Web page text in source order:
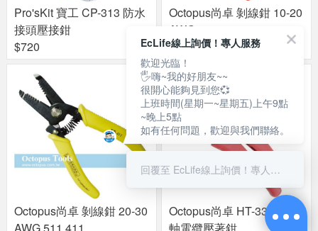
Pro'sKit 寶工 CP-313 防水
接頭壓接鉗
$720
Octopus尚卓 剝線鉗 10-20
AWG 511.412
$225
Octopus尚卓 剝線鉗 20-30
Octopus尚卓 HT-336C 同
EcLife線上詢價！專人服務
歡迎光臨！
🖐嗨~我的好朋友~~
很開心能夠見到您💞
上班時間(星期一~星期五)上午9點
~晚上5點
如有任何問題，歡迎與我們聯絡。
回覆至 EcLife線上詢價！專人服務